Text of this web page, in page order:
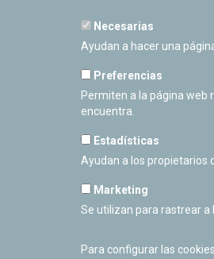
PLANETARIO DE PAMPLONA
Calle Sancho RamÃ­rez, s/n
Cerrado Temporalmente
Necesarias
Ayudan a hacer una
Preferencias
Permiten a la página web
encuentra.
Estadísticas
Ayudan a los propietarios
Marketing
Se utilizan para rastrear a
Para configurar las